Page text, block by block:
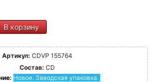
В корзину
Артикул: CDVP 155764
Состав: CD
Новое. Заводская упаковка.